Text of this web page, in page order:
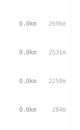
0.0km 2696m
0.0km 2531m
0.0km 2258m
0.0km 284m